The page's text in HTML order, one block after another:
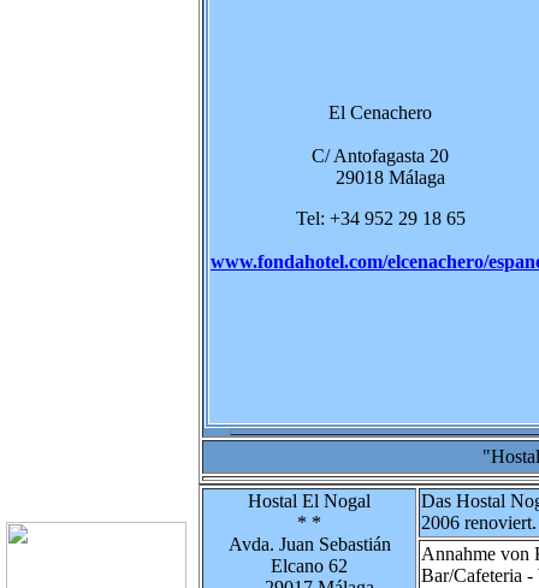
El Cenachero
C/ Antofagasta 20
29018 Málaga
Tel: +34 952 29 18 65
www.fondahotel.com/elcenachero/
Hostal El Nogal
* *
Avda. Juan Sebastián
Elcano 62
Das Hostal
2006 renoviert.
Annahme von
Bar/Cafeteria